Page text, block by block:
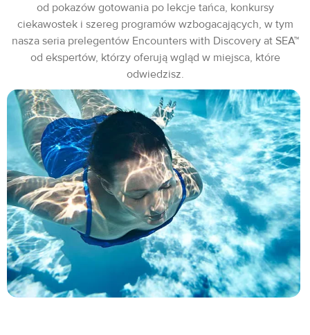
od pokazów gotowania po lekcje tańca, konkursy
ciekawostek i szereg programów wzbogacających, w tym
nasza seria prelegentów Encounters with Discovery at SEA™
od ekspertów, którzy oferują wgląd w miejsca, które
odwiedzisz.